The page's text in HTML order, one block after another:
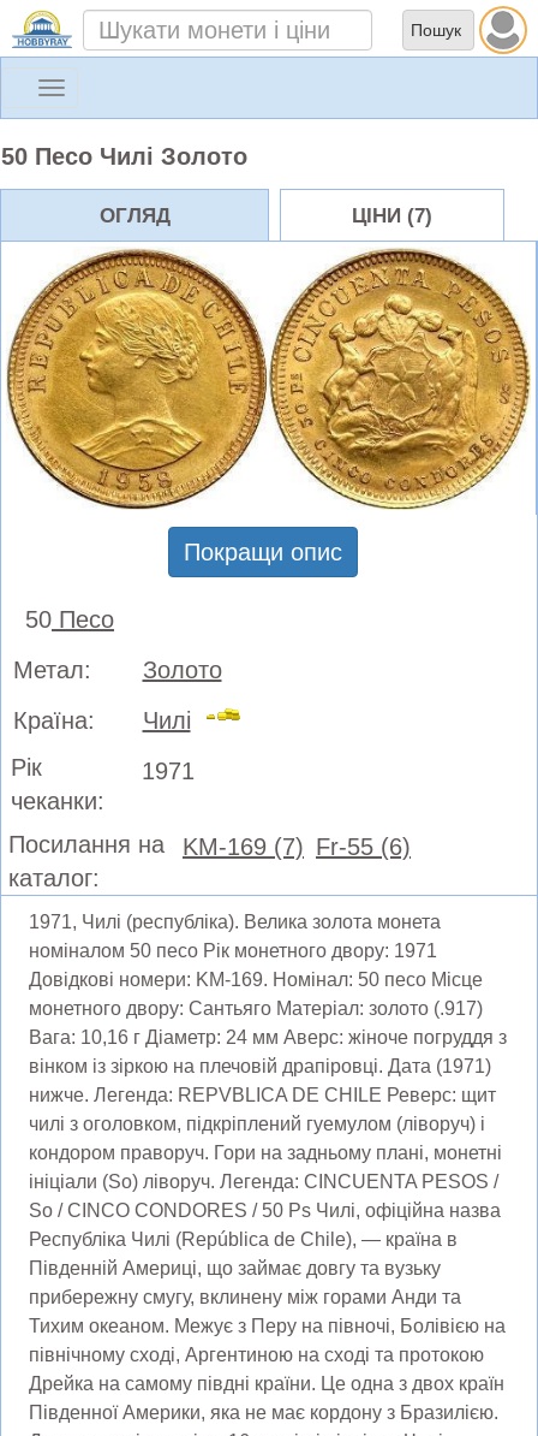
Toggle
50 Песо Чилі Золото
ОГЛЯД ЦІНИ (7)
Покращи опис
50 Песо
Метал:
Золото
Країна:
Чилі
Рік
чеканки:
1971
Посилання на
каталог:
KM-169 (7) Fr-55 (6)
1971, Чилі (республіка). Велика золота монета
номіналом 50 песо Рік монетного двору: 1971
Довідкові номери: KM-169. Номінал: 50 песо Місце
монетного двору: Сантьяго Матеріал: золото (.917)
Вага: 10,16 г Діаметр: 24 мм Аверс: жіноче погруддя з
вінком із зіркою на плечовій драпіровці. Дата (1971)
нижче. Легенда: REPVBLICA DE CHILE Реверс: щит
чилі з оголовком, підкріплений гуемулом (ліворуч) і
кондором праворуч. Гори на задньому плані, монетні
ініціали (So) ліворуч. Легенда: CINCUENTA PESOS /
So / CINCO CONDORES / 50 Ps Чилі, офіційна назва
Республіка Чилі (República de Chile), — країна в
Південній Америці, що займає довгу та вузьку
прибережну смугу, вклинену між горами Анди та
Тихим океаном. Межує з Перу на півночі, Болівією на
північному сході, Аргентиною на сході та протокою
Дрейка на самому півдні країни. Це одна з двох країн
Південної Америки, яка не має кордону з Бразилією.